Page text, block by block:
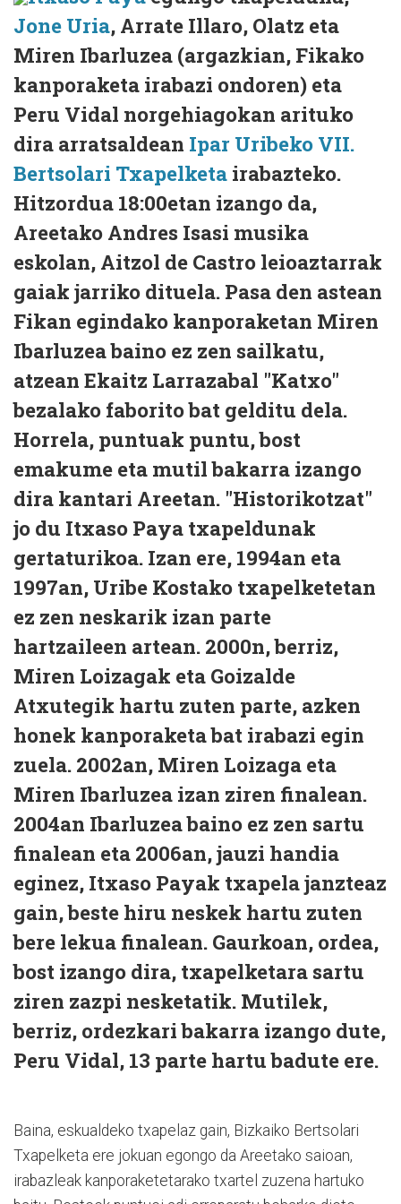
Jone Uria, Arrate Illaro, Olatz eta
Miren Ibarluzea (argazkian, Fikako
kanporaketa irabazi ondoren) eta
Peru Vidal norgehiagokan arituko
dira arratsaldean Ipar Uribeko VII.
Bertsolari Txapelketa irabazteko.
Hitzordua 18:00etan izango da,
Areetako Andres Isasi musika
eskolan, Aitzol de Castro leioaztarrak
gaiak jarriko dituela. Pasa den astean
Fikan egindako kanporaketan Miren
Ibarluzea baino ez zen sailkatu,
atzean Ekaitz Larrazabal "Katxo"
bezalako faborito bat gelditu dela.
Horrela, puntuak puntu, bost
emakume eta mutil bakarra izango
dira kantari Areetan. "Historikotzat"
jo du Itxaso Paya txapeldunak
gertaturikoa. Izan ere, 1994an eta
1997an, Uribe Kostako txapelketetan
ez zen neskarik izan parte
hartzaileen artean. 2000n, berriz,
Miren Loizagak eta Goizalde
Atxutegik hartu zuten parte, azken
honek kanporaketa bat irabazi egin
zuela. 2002an, Miren Loizaga eta
Miren Ibarluzea izan ziren finalean.
2004an Ibarluzea baino ez zen sartu
finalean eta 2006an, jauzi handia
eginez, Itxaso Payak txapela janzteaz
gain, beste hiru neskek hartu zuten
bere lekua finalean. Gaurkoan, ordea,
bost izango dira, txapelketara sartu
ziren zazpi nesketatik. Mutilek,
berriz, ordezkari bakarra izango dute,
Peru Vidal, 13 parte hartu badute ere.
Baina, eskualdeko txapelaz gain, Bizkaiko Bertsolari
Txapelketa ere jokuan egongo da Areetako saioan,
irabazleak kanporaketetarako txartel zuzena hartuko